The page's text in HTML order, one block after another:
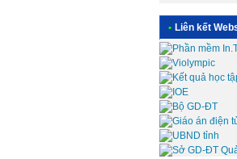
• Liên kết